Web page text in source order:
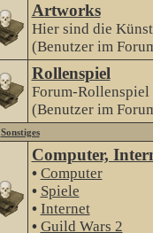
Artworks
Hier sind die
(Benutzer im
Rollenspiel
Forum-Rollenspiel
(Benutzer im
Sonstiges
Computer,
• Computer
• Spiele
• Internet
• Guild Wars 2